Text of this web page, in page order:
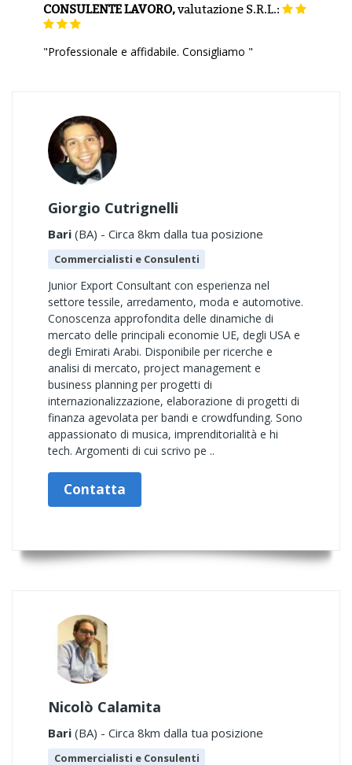
CONSULENTE LAVORO,valutazioneS.R.L.:
"Professionale e affidabile. Consigliamo "
Giorgio Cutrignelli
Bari (BA) - Circa 8km dalla tua posizione
Commercialisti e Consulenti
Junior Export Consultant con esperienza nel
settore tessile, arredamento, moda e automotive.
Conoscenza approfondita delle dinamiche di
mercato delle principali economie UE, degli USA e
degli Emirati Arabi. Disponibile per ricerche e
analisi di mercato, project management e
business planning per progetti di
internazionalizzazione, elaborazione di progetti di
finanza agevolata per bandi e crowdfunding. Sono
appassionato di musica, imprenditorialità e hi
tech. Argomenti di cui scrivo pe ..
Contatta
Nicolò Calamita
Bari (BA) - Circa 8km dalla tua posizione
Commercialisti e Consulenti